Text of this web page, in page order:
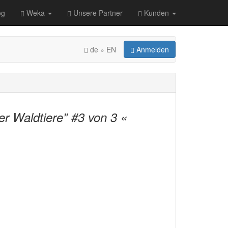
Weka Unsere Partner Kunden
Anmelden
de » EN
Waldtiere" #3 von 3 «